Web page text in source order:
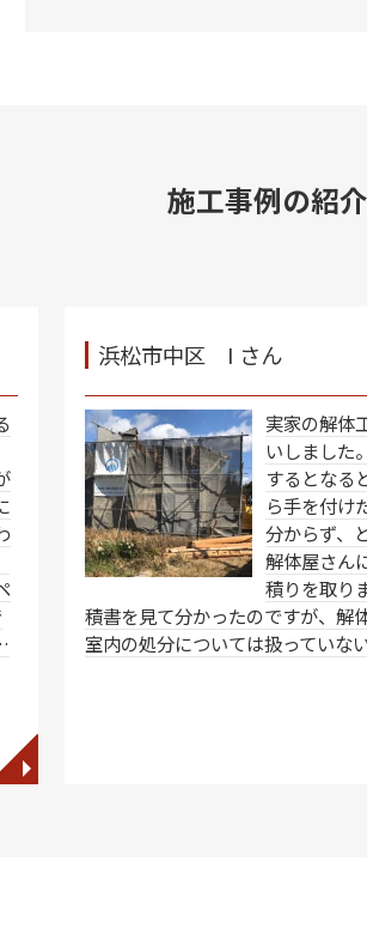
施工事例の紹介
◥
浜松市中区 I さん
実家の解体
いしました
するとなる
ら手を付け
分からず、
解体屋さん
積りを取り
積書を見て分かったのですが、解
室内の処分については扱っていな